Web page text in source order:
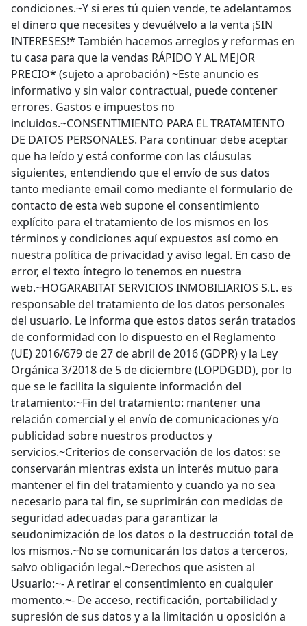
condiciones.~Y si eres tú quien vende, te adelantamos
el dinero que necesites y devuélvelo a la venta ¡SIN
INTERESES!* También hacemos arreglos y reformas en
tu casa para que la vendas RÁPIDO Y AL MEJOR
PRECIO* (sujeto a aprobación) ~Este anuncio es
informativo y sin valor contractual, puede contener
errores. Gastos e impuestos no
incluidos.~CONSENTIMIENTO PARA EL TRATAMIENTO
DE DATOS PERSONALES. Para continuar debe aceptar
que ha leído y está conforme con las cláusulas
siguientes, entendiendo que el envío de sus datos
tanto mediante email como mediante el formulario de
contacto de esta web supone el consentimiento
explícito para el tratamiento de los mismos en los
términos y condiciones aquí expuestos así como en
nuestra política de privacidad y aviso legal. En caso de
error, el texto íntegro lo tenemos en nuestra
web.~HOGARABITAT SERVICIOS INMOBILIARIOS S.L. es
responsable del tratamiento de los datos personales
del usuario. Le informa que estos datos serán tratados
de conformidad con lo dispuesto en el Reglamento
(UE) 2016/679 de 27 de abril de 2016 (GDPR) y la Ley
Orgánica 3/2018 de 5 de diciembre (LOPDGDD), por lo
que se le facilita la siguiente información del
tratamiento:~Fin del tratamiento: mantener una
relación comercial y el envío de comunicaciones y/o
publicidad sobre nuestros productos y
servicios.~Criterios de conservación de los datos: se
conservarán mientras exista un interés mutuo para
mantener el fin del tratamiento y cuando ya no sea
necesario para tal fin, se suprimirán con medidas de
seguridad adecuadas para garantizar la
seudonimización de los datos o la destrucción total de
los mismos.~No se comunicarán los datos a terceros,
salvo obligación legal.~Derechos que asisten al
Usuario:~- A retirar el consentimiento en cualquier
momento.~- De acceso, rectificación, portabilidad y
supresión de sus datos y a la limitación u oposición a